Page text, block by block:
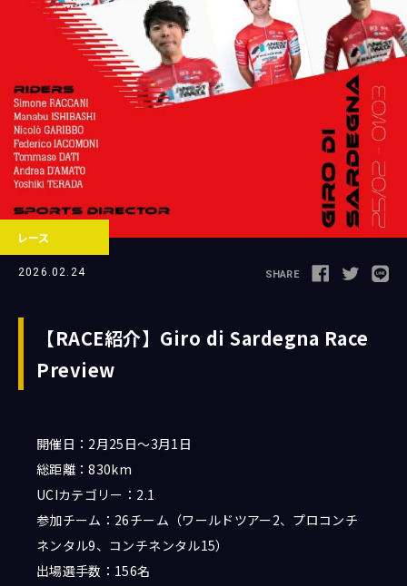
Follow us
レース
2026.02.24 SHARE
【RACE紹介】Giro di Sardegna Race
Preview
開催日：2月25日〜3月1日
総距離：830km
UCIカテゴリー：2.1
参加チーム：26チーム（ワールドツアー2、プロコンチ
ネンタル9、コンチネンタル15）
出場選手数：156名